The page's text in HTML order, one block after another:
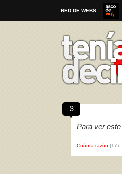
RED DE WEBS
3
Para ver
Cuánta razón (17) -